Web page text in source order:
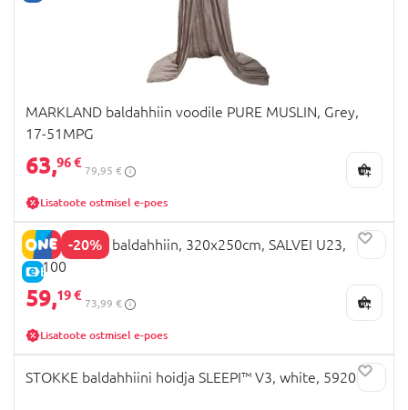
MARKLAND baldahhiin voodile PURE MUSLIN, Grey,
17-51MPG
63,96 €
79,95 €
Lisatoote ostmisel e-poes
-20%
E-HIND
MILLI Rippuv baldahhiin, 320x250cm, SALVEI U23,
80100
59,19 €
73,99 €
Lisatoote ostmisel e-poes
STOKKE baldahhiini hoidja SLEEPI™ V3, white, 592002